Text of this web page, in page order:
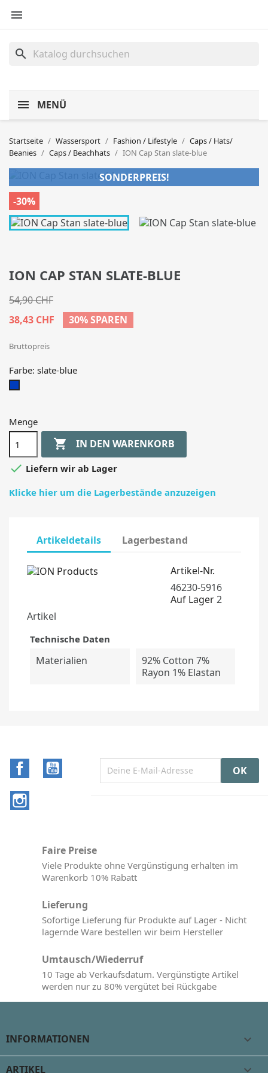

search
MENÜ
Startseite Wassersport Fashion / Lifestyle
Caps / Hats/
Beanies
Caps / Beachhats ION Cap Stan slate-blue
SONDERPREIS!
-30%
ION CAP STAN SLATE-BLUE
54,90 CHF
38,43 CHF
30% SPAREN
Bruttopreis
Farbe: slate-blue
Menge
 IN DEN WARENKORB
 Liefern wir ab Lager
Klicke hier um die Lagerbestände anzuzeigen
Artikeldetails Lagerbestand
Artikel-Nr.
46230-5916
Auf Lager2
Artikel
Technische Daten
Materialien
92% Cotton 7%
Rayon 1% Elastan
Facebook
Faire Preise
Viele Produkte ohne Vergünstigung erhalten im
Warenkorb 10% Rabatt
Lieferung
Sofortige Lieferung für Produkte auf Lager - Nicht
lagernde Ware bestellen wir beim Hersteller
Umtausch/Wiederruf
10 Tage ab Verkaufsdatum. Vergünstigte Artikel
werden nur zu 80% vergütet bei Rückgabe
INFORMATIONEN 
ARTIKEL 